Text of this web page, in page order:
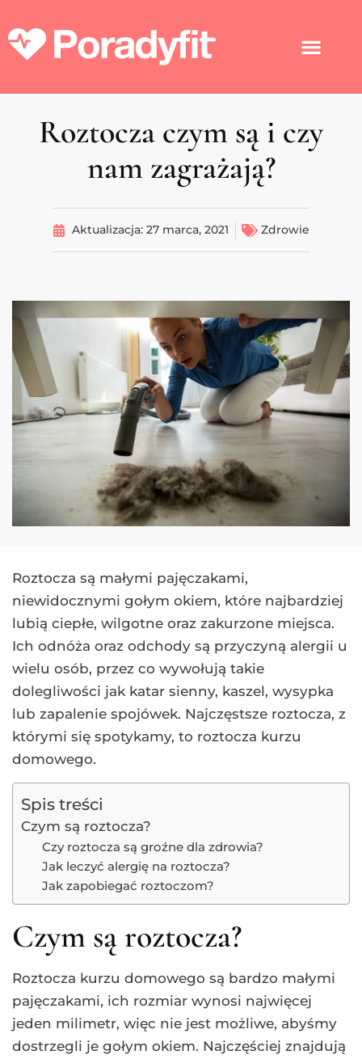
Roztocza czym są i czy
nam zagrażają?
Aktualizacja: 27 marca, 2021 Zdrowie
Roztocza są małymi pajęczakami,
niewidocznymi gołym okiem, które najbardziej
lubią ciepłe, wilgotne oraz zakurzone miejsca.
Ich odnóża oraz odchody są przyczyną alergii u
wielu osób, przez co wywołują takie
dolegliwości jak katar sienny, kaszel, wysypka
lub zapalenie spojówek. Najczęstsze roztocza, z
którymi się spotykamy, to roztocza kurzu
domowego.
Spis treści
Czym są roztocza?
Czy roztocza są groźne dla zdrowia?
Jak leczyć alergię na roztocza?
Jak zapobiegać roztoczom?
Czym są roztocza?
Roztocza kurzu domowego są bardzo małymi
pajęczakami, ich rozmiar wynosi najwięcej
jeden milimetr, więc nie jest możliwe, abyśmy
dostrzegli je gołym okiem. Najczęściej znajdują